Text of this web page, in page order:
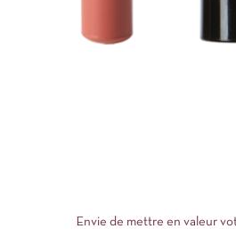
Envie de mettre en valeur